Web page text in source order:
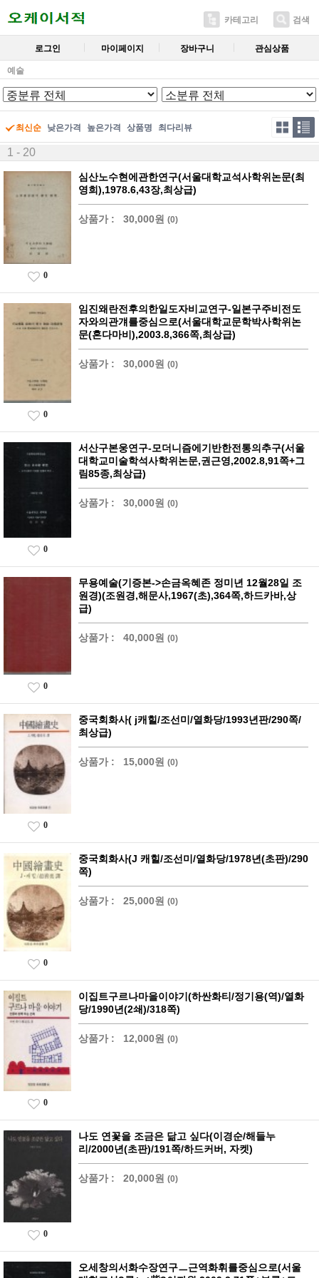
카테고리 검색
로그인 마이페이지 장바구니 관심상품
예술
최신순 낮은가격 높은가격 상품명 최다리뷰
1 - 20
심산노수현에관한연구(서울대학교석사학위논문(최
영희),1978.6,43장,최상급)
상품가 : 30,000원 (0)
0
임진왜란전후의한일도자비교연구-일본구주비전도
자와의관걔를중심으로(서울대학교문학박사학위논
문(혼다마비),2003.8,366쪽,최상급)
상품가 : 30,000원 (0)
0
서산구본웅연구-모더니즘에기반한전통의추구(서울
대학교미술학석사학위논문,권근영,2002.8,91쪽+그
림85종,최상급)
상품가 : 30,000원 (0)
0
무용예술(기증본->손금옥혜존 정미년 12월28일 조
원경)(조원경,해문사,1967(초),364쪽,하드카바,상
급)
상품가 : 40,000원 (0)
0
중국회화사( j캐힐/조선미/열화당/1993년판/290쪽/
최상급)
상품가 : 15,000원 (0)
0
중국회화사(J 캐힐/조선미/열화당/1978년(초판)/290
쪽)
상품가 : 25,000원 (0)
0
이집트구르나마을이야기(하싼화티/정기용(역)/열화
당/1990년(2쇄)/318쪽)
상품가 : 12,000원 (0)
0
나도 연꽃을 조금은 닮고 싶다(이경순/해들누
리/2000년(초판)/191쪽/하드커버, 자켓)
상품가 : 20,000원 (0)
0
오세창의서화수장연구ㅡ근역화휘를중심으로(서울